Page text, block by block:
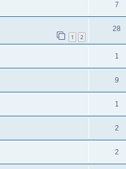
7
1 2
28
1
9
1
2
2